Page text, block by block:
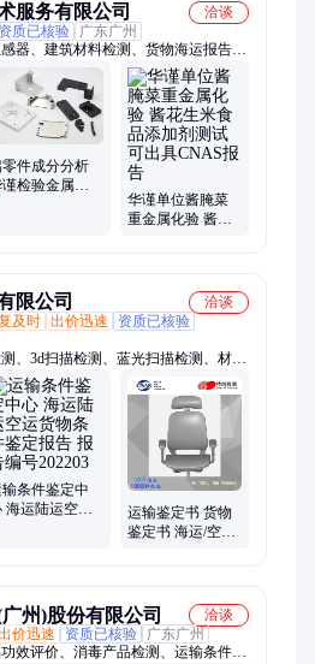
服务有限公司
洽谈
资质已核验
广东广州
器、建筑材料检测、货物海运报告有
钢筋检测、新鲜肉类检测、加固材料
零件成分分析
谨检验金属检
华谨单位酱腌菜
重金属化验 酱花
限公司
洽谈
及时 出价迅速
资质已核验
、3d扫描检测、蓝光扫描检测、材料
对外检测服务、汽车检具校验、抄
测、CT检测、硬度检测、盐雾实
输条件鉴定中
海运陆运空运
运输鉴定书 货物
鉴定书 海运/空运/
州)股份有限公司
洽谈
价迅速 资质已核验
广东广州
效评价、消毒产品检测、运输条件鉴